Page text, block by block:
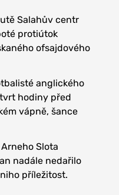
Salahův centr
protiútok
ofsajdového
anglického
hodiny před
vápně, šance
Slota
nadále nedařilo
příležitost.